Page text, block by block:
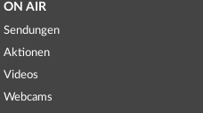
ON AIR
Sendungen
Aktionen
Videos
Webcams